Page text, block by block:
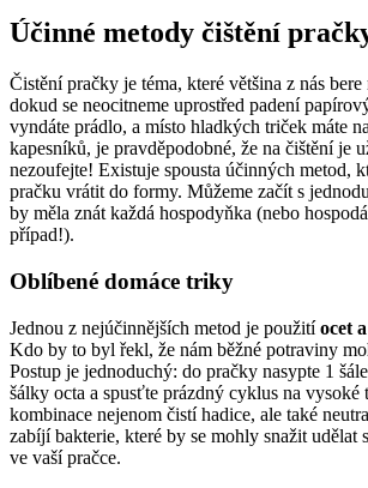
Účinné metody čištění
Čistění pračky je téma, které ⁣většina z ⁤nás
dokud se neocitneme uprostřed⁤ padení
vyndáte prádlo, a místo hladkých triček máte⁣
kapesníků, je pravděpodobné, že na čištění je
nezoufejte! Existuje‍ spousta účinných metod,
⁤pračku vrátit⁢ do formy.⁣ Můžeme začít s
by měla znát každá hospodyňka (nebo
případ!).
Oblíbené domáce triky
Jednou z⁤ nejúčinnějších metod je použitíocet⁢
Kdo by to byl řekl, že ⁣nám ​běžné ​potraviny
Postup ‍je jednoduchý: do pračky nasypte 1
šálky octa a spusťte prázdný‌ cyklus na vysoké
kombinace nejenom čistí hadice, ale také
zabíjí bakterie, které by se mohly snažit⁤ udělat
ve vaší pračce.